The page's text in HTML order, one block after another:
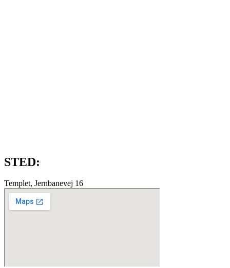
STED:
Templet, Jernbanevej 16